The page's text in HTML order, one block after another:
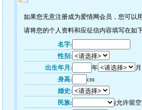
如果您无意注册成为爱情网会员，您可以
请将您的个人资料和应征信内容填写在如
名字:
性别:
出生年月:
年
月
身高:
cm
婚史:
民族:
(允许留